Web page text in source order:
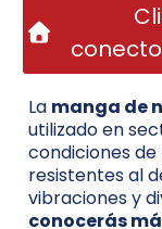
La manga de
utilizado en
condiciones
resistentes al
vibraciones y
conocerás